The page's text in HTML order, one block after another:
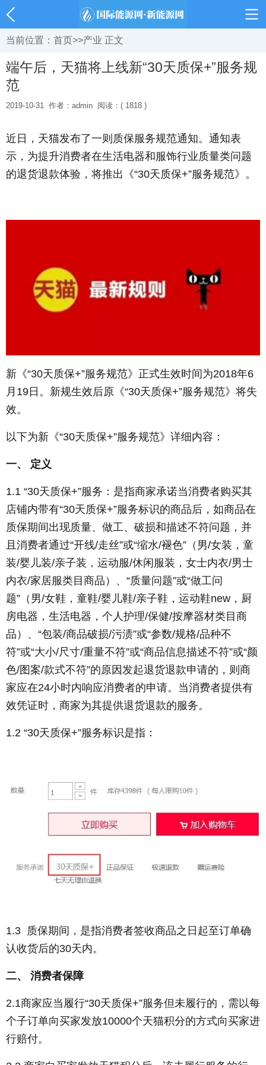
当前位置： 首页>>产业 正文
端午后，天猫将上线新“30天质保+”服务规
范
2019-10-31 作者：admin 阅读：( 1818 )
近日，天猫发布了一则质保服务规范通知。通知表
示，为提升消费者在生活电器和服饰行业质量类问题
的退货退款体验，将推出《“30天质保+”服务规范》。
新《“30天质保+”服务规范》正式生效时间为2018年6
月19日。新规生效后原《“30天质保+”服务规范》将失
效。
以下为新《“30天质保+”服务规范》详细内容：
一、 定义
1.1 “30天质保+”服务：是指商家承诺当消费者购买其
店铺内带有“30天质保+”服务标识的商品后，如商品在
质保期间出现质量、做工、破损和描述不符问题，并
且消费者通过“开线/走丝”或“缩水/褪色”（男/女装，童
装/婴儿装/亲子装，运动服/休闲服装，女士内衣/男士
内衣/家居服类目商品）、“质量问题”或“做工问
题”（男/女鞋，童鞋/婴儿鞋/亲子鞋，运动鞋new，厨
房电器，生活电器，个人护理/保健/按摩器材类目商
品）、“包装/商品破损/污渍”或“参数/规格/品种不
符”或“大小/尺寸/重量不符”或“商品信息描述不符”或“颜
色/图案/款式不符”的原因发起退货退款申请的，则商
家应在24小时内响应消费者的申请。当消费者提供有
效凭证时，商家为其提供退货退款的服务。
1.2 “30天质保+”服务标识是指：
1.3 质保期间，是指消费者签收商品之日起至订单确
认收货后的30天内。
二、 消费者保障
2.1商家应当履行“30天质保+”服务但未履行的，需以每
个子订单向买家发放10000个天猫积分的方式向买家进
行赔付。